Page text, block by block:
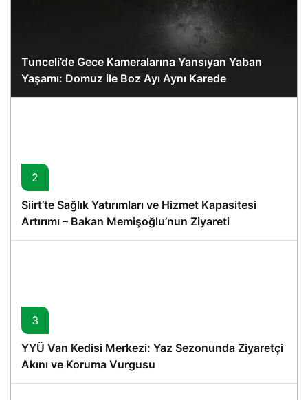
Tunceli’de Gece Kameralarına Yansıyan Yaban
Yaşamı: Domuz ile Boz Ayı Aynı Karede
2
Siirt’te Sağlık Yatırımları ve Hizmet Kapasitesi
Artırımı – Bakan Memişoğlu’nun Ziyareti
3
YYÜ Van Kedisi Merkezi: Yaz Sezonunda Ziyaretçi
Akını ve Koruma Vurgusu